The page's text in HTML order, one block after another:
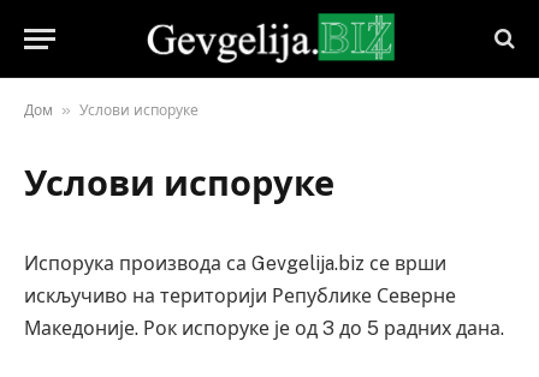
Дом » Услови испоруке
Услови испоруке
Испорука производа са Gevgelija.biz се врши
искључиво на територији Републике Северне
Македоније. Рок испоруке је од 3 до 5 радних дана.